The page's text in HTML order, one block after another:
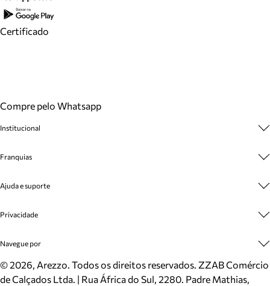
Certificado
Compre pelo Whatsapp
Institucional
Cashback
Venda Corporativa
Mapa do Site
Inverno
Mundo Arezzo
Franquias
Plano de Negócio
Ajuda e suporte
Cadastro
Meus Pedidos
Trocas e Devoluções
Cartão Presente
Privacidade
Politica e Privacidade
Navegue por
Sapatos
Bolsas
©2026, Arezzo. Todos os direitos reservados. ZZAB Comércio
de Calçados Ltda. | Rua África do Sul, 2280. Padre Mathias,